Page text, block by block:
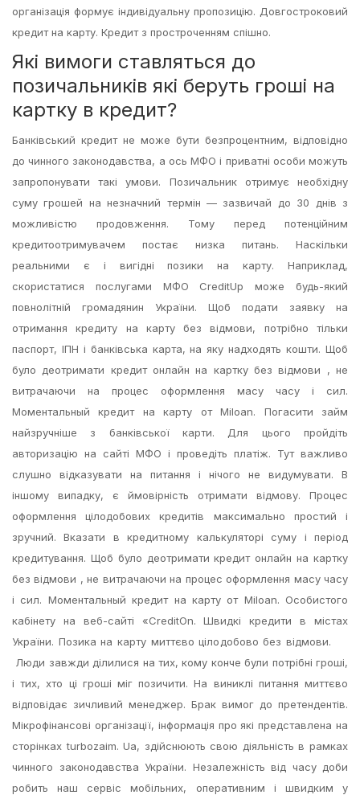
організація формує індивідуальну пропозицію. Довгостроковий
кредит на карту. Кредит з простроченням спішно.
Які вимоги ставляться до
позичальників які беруть гроші на
картку в кредит?
Банківський кредит не може бути безпроцентним, відповідно
до чинного законодавства, а ось МФО і приватні особи можуть
запропонувати такі умови. Позичальник отримує необхідну
суму грошей на незначний термін — зазвичай до 30 днів з
можливістю продовження. Тому перед потенційним
кредитоотримувачем постає низка питань. Наскільки
реальними є і вигідні позики на карту. Наприклад,
скористатися послугами МФО CreditUp може будь-який
повнолітній громадянин України. Щоб подати заявку на
отримання кредиту на карту без відмови, потрібно тільки
паспорт, ІПН і банківська карта, на яку надходять кошти. Щоб
було деотримати кредит онлайн на картку без відмови , не
витрачаючи на процес оформлення масу часу і сил.
Моментальный кредит на карту от Miloan. Погасити займ
найзручніше з банківської карти. Для цього пройдіть
авторизацію на сайті МФО і проведіть платіж. Тут важливо
слушно відказувати на питання і нічого не видумувати. В
іншому випадку, є ймовірність отримати відмову. Процес
оформлення цілодобових кредитів максимально простий і
зручний. Вказати в кредитному калькуляторі суму і період
кредитування. Щоб було деотримати кредит онлайн на картку
без відмови , не витрачаючи на процес оформлення масу часу
і сил. Моментальный кредит на карту от Miloan. Особистого
кабінету на веб-сайті «CreditOn. Швидкі кредити в містах
України. Позика на карту миттєво цілодобово без відмови.
Люди завжди ділилися на тих, кому конче були потрібні гроші,
і тих, хто ці гроші міг позичити. На виниклі питання миттєво
відповідає зичливий менеджер. Брак вимог до претендентів.
Мікрофінансові організації, інформація про які представлена ​​на
сторінках turbozaim. Ua, здійснюють свою діяльність в рамках
чинного законодавства України. Незалежність від часу доби
робить наш сервіс мобільних, оперативним і швидким у